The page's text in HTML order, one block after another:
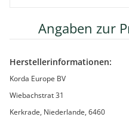
Angaben zur
Herstellerinformationen:
Korda Europe BV
Wiebachstrat 31
Kerkrade, Niederlande, 6460